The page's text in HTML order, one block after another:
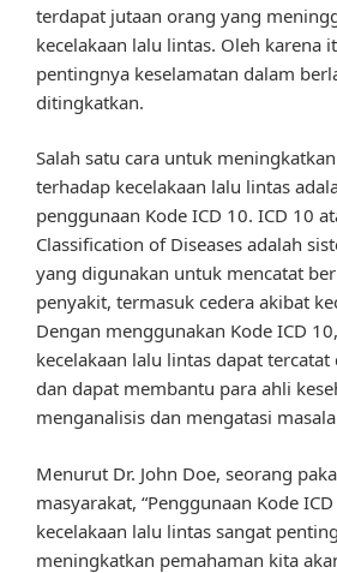
terdapat jutaan orang yang
kecelakaan lalu lintas. Oleh karena
pentingnya keselamatan dalam
ditingkatkan.
Salah satu cara untuk
terhadap kecelakaan lalu lintas
penggunaan Kode ICD 10. ICD 10
Classification of Diseases adalah
yang digunakan untuk mencatat
penyakit, termasuk cedera akibat
Dengan menggunakan Kode ICD
kecelakaan lalu lintas dapat
dan dapat membantu para ahli
menganalisis dan mengatasi
Menurut Dr. John Doe, seorang
masyarakat, “Penggunaan Kode
kecelakaan lalu lintas sangat
meningkatkan pemahaman kita